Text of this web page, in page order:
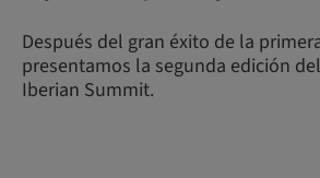
Después del gran éxito de la
presentamos la segunda edición
Iberian Summit.